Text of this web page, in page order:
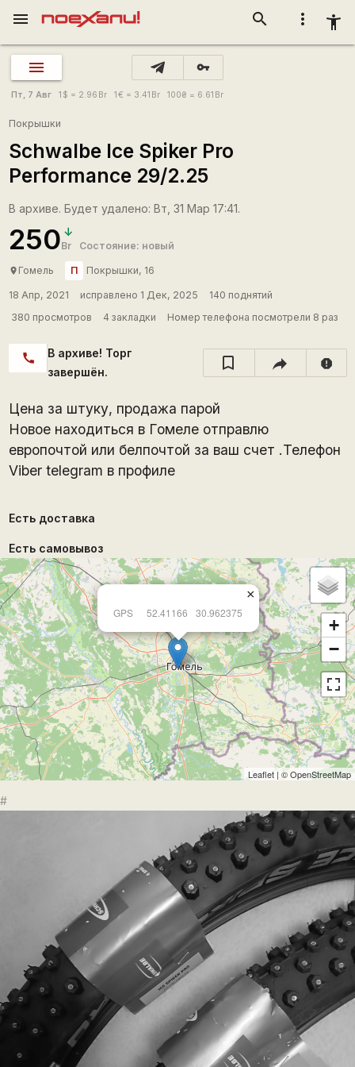
more_vert accessibility_new
search
menu
vpn_key
Пт, 7 Авг 1 $ = 2.96 Br 1€ = 3.41 Br 100₴ = 6.61 Br
Покрышки
Schwalbe Ice Spiker Pro
Performance 29/2.25
В архиве. Будет удалено: Вт, 31 Мар 17:41.
250Br Состояние: новый
place Гомель П Покрышки, 16
18 Апр, 2021 исправлено 1 Дек, 2025
140 поднятий
380 просмотров
4 закладки Номер телефона посмотрели 8 раз
call
В архиве! Торг
завершён.
report
Цена за штуку, продажа парой
Новое находитьcя в Гомеле отправлю
европочтой или белпочтой за ваш счет .Телефон
Viber telegram в профиле
Есть доставка
Есть самовывоз
GPS 52.41166 30.962375
×
+
−
Leaflet | ©OpenStreetMap
#